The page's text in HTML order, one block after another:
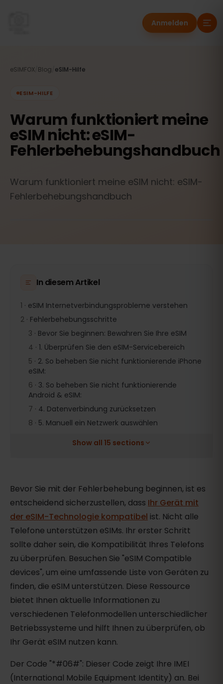
Anmelden
eSIMFOX Blog eSIM-Hilfe
ESIM-HILFE
Warum funktioniert meine
eSIM nicht: eSIM-
Fehlerbehebungshandbuch
Warum funktioniert meine eSIM nicht: eSIM-
Fehlerbehebungshandbuch
In diesem Artikel
1 · eSIM Internetverbindungsprobleme verstehen
2 · Fehlerbehebungsschritte
3 · Bevor Sie beginnen: Bewahren Sie Ihre eSIM
4 · 1. Überprüfen Sie den eSIM-Servicebereich
5 · 2. So beheben Sie nicht funktionierende iPhone
eSIM:
6 · 3. So beheben Sie nicht funktionierende
Android & eSIM:
7 · 4. Datenverbindung zurücksetzen
8 · 5. Manuell ein Netzwerk auswählen
Show all 15 sections
Bevor Sie mit der Fehlerbehebung beginnen, ist es
entscheidend sicherzustellen, dass Ihr Gerät mit
der eSIM-Technologie kompatibel ist. Nicht alle
Telefone unterstützen eSIMs. Ihr erster Schritt
sollte daher sein, die Kompatibilität Ihres Telefons
zu überprüfen. Besuchen Sie "eSIM Compatible
devices", um eine umfassende Liste von Geräten zu
finden, die eSIM unterstützen. Diese Ressource
bietet Ihnen aktuelle Informationen zu
verschiedenen Telefonmodellen unterschiedlicher
Betriebssysteme und hilft Ihnen zu überprüfen, ob
Ihr Gerät eSIM nutzen kann.
Der Code "*#06#": Dieser Code zeigt Ihre IMEI
(International Mobile Equipment Identity) an. Bei